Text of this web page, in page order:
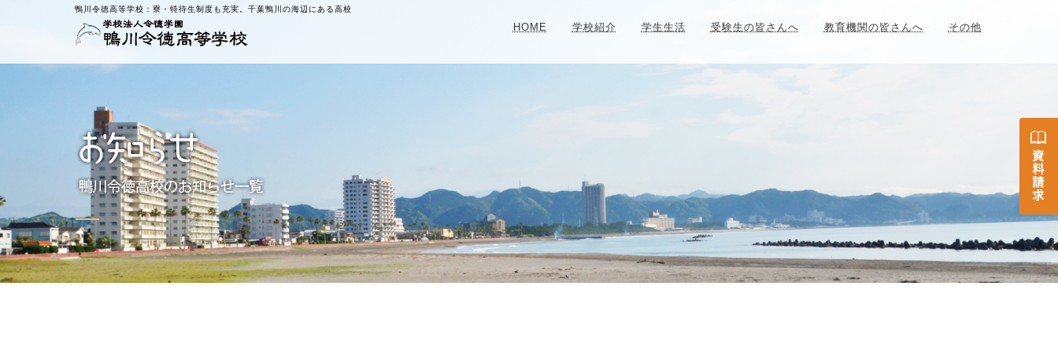
鴨川令徳高等学校： 寮・特待生制度も充実。千葉鴨川の海辺にある高校
HOME 学校紹介 学生生活 受験生の皆さんへ 教育機関の皆さんへ その他